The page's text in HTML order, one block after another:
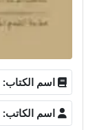
اسم الكتاب:
اسم الكاتب: